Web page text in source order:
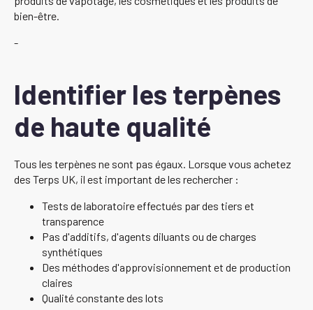
bien-être.
-
Identifier les terpènes
de haute qualité
Tous les terpènes ne sont pas égaux. Lorsque vous achetez
des Terps UK, il est important de les rechercher :
Tests de laboratoire effectués par des tiers et
transparence
Pas d'additifs, d'agents diluants ou de charges
synthétiques
Des méthodes d'approvisionnement et de production
claires
Qualité constante des lots